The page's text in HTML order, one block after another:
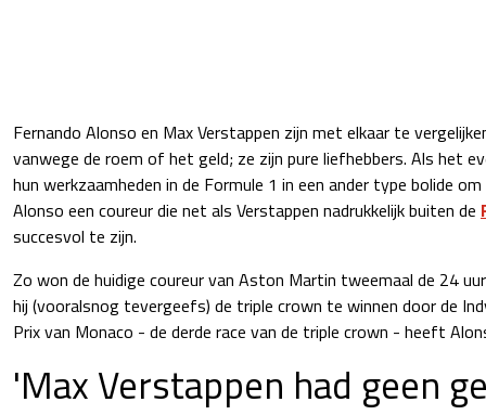
Fernando Alonso en Max Verstappen zijn met elkaar te
vanwege de roem of het geld; ze zijn pure liefhebbers. Als het
hun werkzaamheden in de Formule 1 in een ander type bolide
Alonso een coureur die net als Verstappen nadrukkelijk buiten de
succesvol te zijn.
Zo won de huidige coureur van Aston Martin tweemaal de 24
hij (vooralsnog tevergeefs) de triple crown te winnen door de
Prix van Monaco - de derde race van de triple crown - heeft
'Max Verstappen had geen